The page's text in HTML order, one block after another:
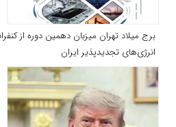
برج میلاد تهران میزبان دهمین دوره از
انرژی‌های تجدیدپذیر ایران